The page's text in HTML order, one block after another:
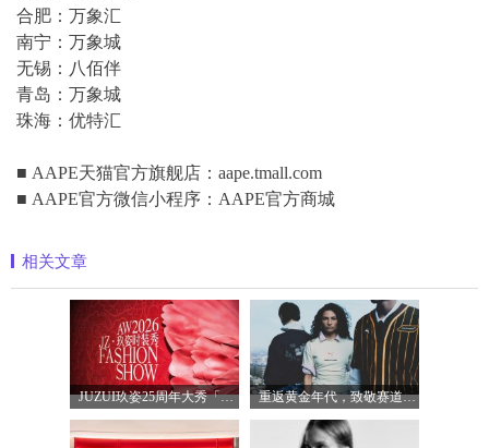
合肥：万象汇
南宁：万象城
无锡：八佰伴
青岛：万象城
珠海：优特汇
■ AAPE天猫官方旗舰店：aape.tmall.com
■ AAPE官方微信小程序：AAPE官方商城
相关文章
JUZUI玖姿25周年大秀「循光新生」 光起二 重返黄金年代，致敬赛道传奇 PUMA携手M